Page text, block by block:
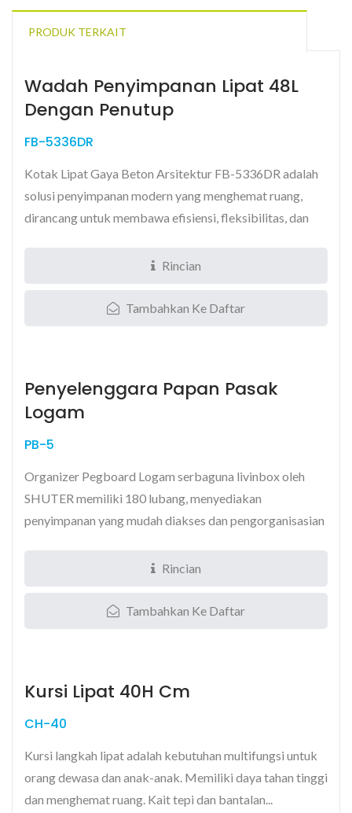
PRODUK TERKAIT
Wadah Penyimpanan Lipat 48L
Dengan Penutup
FB-5336DR
Kotak Lipat Gaya Beton Arsitektur FB-5336DR adalah
solusi penyimpanan modern yang menghemat ruang,
dirancang untuk membawa efisiensi, fleksibilitas, dan
Rincian
Tambahkan Ke Daftar
Penyelenggara Papan Pasak
Logam
PB-5
Organizer Pegboard Logam serbaguna livinbox oleh
SHUTER memiliki 180 lubang, menyediakan
penyimpanan yang mudah diakses dan pengorganisasian
Rincian
Tambahkan Ke Daftar
Kursi Lipat 40H Cm
CH-40
Kursi langkah lipat adalah kebutuhan multifungsi untuk
orang dewasa dan anak-anak. Memiliki daya tahan tinggi
dan menghemat ruang. Kait tepi dan bantalan...